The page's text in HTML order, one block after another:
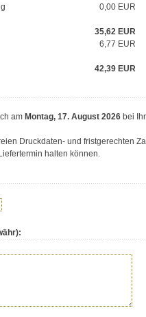
0,00 EUR
35,62 EUR
6,77 EUR
42,39 EUR
am Montag, 17. August 2026 bei
Druckdaten- und fristgerechten
halten können.